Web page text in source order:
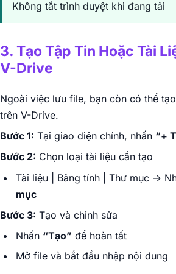
Không tắt trình duyệt khi đang tải
3. Tạo Tập Tin Hoặc Tài
V-Drive
Ngoài việc lưu file, bạn còn có thể
trên V-Drive.
Bước 1: Tại giao diện chính, nhấn “+
Bước 2: Chọn loại tài liệu cần tạo
Tài liệu | Bảng tính | Thư mục ->
mục
Bước 3: Tạo và chỉnh sửa
Nhấn “Tạo” để hoàn tất
Mở file và bắt đầu nhập nội dung